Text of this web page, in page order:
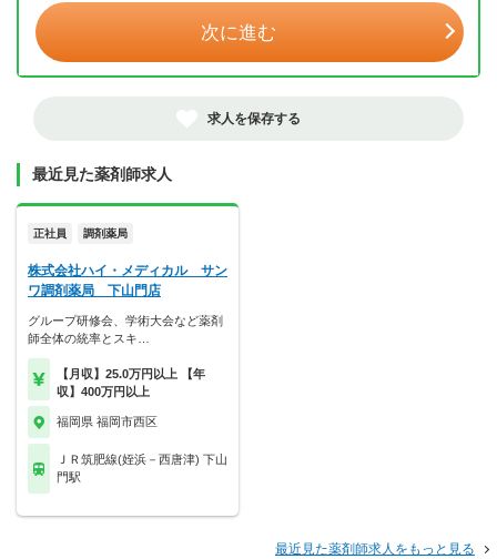
次に進む
求人を保存する
最近見た薬剤師求人
正社員 調剤薬局
株式会社ハイ・メディカル サン
ワ調剤薬局 下山門店
グループ研修会、学術大会など薬剤
師全体の統率とスキ…
【月収】25.0万円以上 【年
収】400万円以上
福岡県 福岡市西区
ＪＲ筑肥線(姪浜－西唐津) 下山
門駅
最近見た薬剤師求人をもっと見る